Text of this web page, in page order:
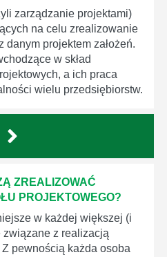
zarządzanie projektami)
na celu zrealizowanie
projektem założeń.
w skład
a ich praca
wielu przedsiębiorstw.
ZREALIZOWAĆ
PROJEKTOWEGO?
w każdej większej (i
z realizacją
pewnością każda osoba